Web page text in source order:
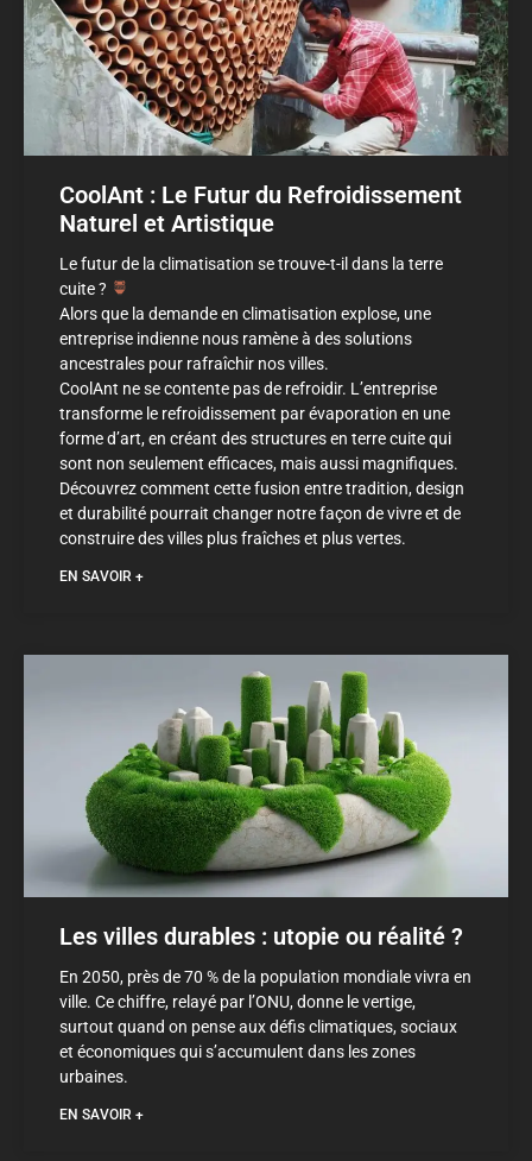
CoolAnt : Le Futur du Refroidissement
Naturel et Artistique
Le futur de la climatisation se trouve-t-il dans la terre
cuite ?
Alors que la demande en climatisation explose, une
entreprise indienne nous ramène à des solutions
ancestrales pour rafraîchir nos villes.
CoolAnt ne se contente pas de refroidir. L’entreprise
transforme le refroidissement par évaporation en une
forme d’art, en créant des structures en terre cuite qui
sont non seulement efficaces, mais aussi magnifiques.
Découvrez comment cette fusion entre tradition, design
et durabilité pourrait changer notre façon de vivre et de
construire des villes plus fraîches et plus vertes.
EN SAVOIR +
Les villes durables : utopie ou réalité ?
En 2050, près de 70 % de la population mondiale vivra en
ville. Ce chiffre, relayé par l’ONU, donne le vertige,
surtout quand on pense aux défis climatiques, sociaux
et économiques qui s’accumulent dans les zones
urbaines.
EN SAVOIR +